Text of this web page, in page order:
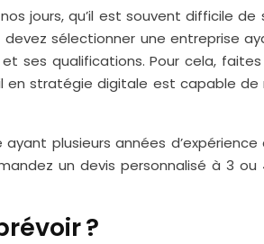
jours, qu’il est souvent difficile
sélectionner une entreprise
ses qualifications. Pour cela,
stratégie digitale est capable
plusieurs années
un devis personnalisé à 3
?